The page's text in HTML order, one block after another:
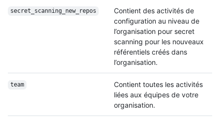
secret_scanning_ new_repos
Contient des activités de
configuration au niveau de
l’organisation pour secret
scanning pour les nouveaux
référentiels créés dans
l’organisation.
team
Contient toutes les activités
liées aux équipes de votre
organisation.